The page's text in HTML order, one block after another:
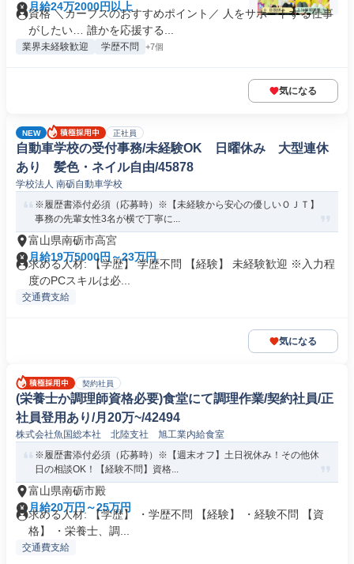
月給24万2000円以上
資格 ＼カーブスのおすすめポイント／ 人をサポートする仕事
がしたい… 誰かを応援する...
業界未経験歓迎 学歴不問 +7個
気になる
NEW 正社員
自動車学校の受付事務/未経験OK 日曜休み 大型連休
あり 髪色・ネイル自由/45878
学校法人 南砺自動車学校
※履歴書添付必須（応募時）※【未経験から安心の優しいＯＪＴ】
事務の先輩女性3名が横で丁寧に...
富山県南砺市高宮
月給19万5000円～23万円
求める人材: 【学歴】 学歴不問 【経験】 未経験歓迎 ※入力程
度のPCスキルは必...
交通費支給
気になる
契約社員
(栄養士か調理師資格必要)食堂にて調理作業/契約社員/正
社員登用あり/月20万~/42494
株式会社魚国総本社 北陸支社 旭工業内給食室
※履歴書添付必須（応募時）※【週末オフ】土日祝休み！その他休
日の相談OK！【経験不問】資格...
富山県南砺市殿
月給20万円～25万円
求める人材: 【学歴】 ・学歴不問 【経験】 ・経験不問 【資
格】 ・栄養士、調...
交通費支給